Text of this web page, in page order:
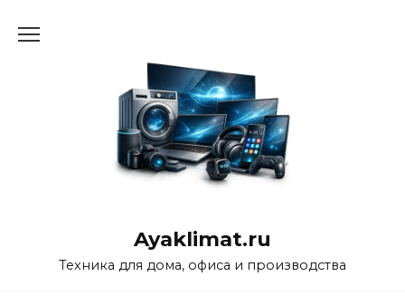
Ayaklimat.ru
Техника для дома, офиса и производства